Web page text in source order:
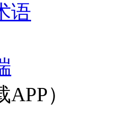
语
APP）